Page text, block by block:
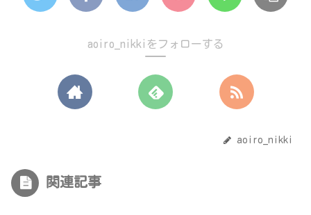
aoiro_nikkiをフォローする
aoiro_nikki
関連記事